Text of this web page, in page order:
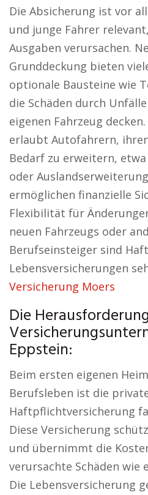
Die Absicherung ist vor
und junge Fahrer
Ausgaben verursachen.
Grunddeckung bieten
optionale Bausteine wie
die Schäden durch
eigenen Fahrzeug
erlaubt Autofahrern,
Bedarf zu erweitern,
oder
ermöglichen finanzielle
Flexibilität für
neuen Fahrzeugs oder
Berufseinsteiger sind
Lebensversicherungen
Versicherung Moers
Die
Eppstein:
Beim ersten eigenen
Berufsleben ist die
Haftpflichtversicherung
Diese Versicherung
und übernimmt die
verursachte Schäden wie
Die Lebensversicherung